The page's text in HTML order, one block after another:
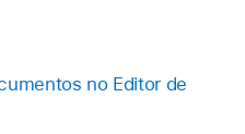
no Editor de